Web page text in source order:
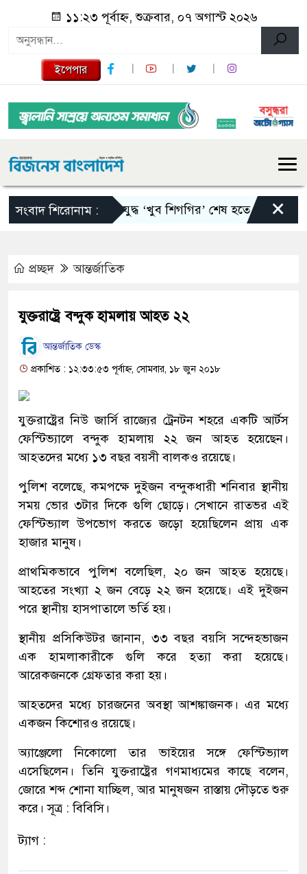
১১:২৩ পূর্বাহ্ন, শুক্রবার, ০৭ অগাস্ট ২০২৬
ইপেপার
সংবাদ শিরোনাম :ইরান যুদ্ধ ‘খুব শিগগির’ শেষ হতে পারে: ট্রাম্প
×
প্রচ্ছদ আন্তর্জাতিক
যুক্তরাষ্ট্রে বন্দুক হামলায় আহত ২২
আন্তর্জাতিক ডেস্ক
প্রকাশিত : ১২:৩৩:৫৩ পূর্বাহ্ন, সোমবার, ১৮ জুন ২০১৮
যুক্তরাষ্ট্রের নিউ জার্সি রাজ্যের ট্রেনটন শহরে একটি আর্টস
ফেস্টিভ্যালে বন্দুক হামলায় ২২ জন আহত হয়েছেন।
আহতদের মধ্যে ১৩ বছর বয়সী বালকও রয়েছে।
পুলিশ বলেছে, কমপক্ষে দুইজন বন্দুকধারী শনিবার স্থানীয়
সময় ভোর ৩টার দিকে গুলি ছোড়ে। সেখানে রাতভর এই
ফেস্টিভ্যাল উপভোগ করতে জড়ো হয়েছিলেন প্রায় এক
হাজার মানুষ।
প্রাথমিকভাবে পুলিশ বলেছিল, ২০ জন আহত হয়েছে।
আহতের সংখ্যা ২ জন বেড়ে ২২ জন হয়েছে। এই দুইজন
পরে স্থানীয় হাসপাতালে ভর্তি হয়।
স্থানীয় প্রসিকিউটর জানান, ৩৩ বছর বয়সি সন্দেহভাজন
এক হামলাকারীকে গুলি করে হত্যা করা হয়েছে।
আরেকজনকে গ্রেফতার করা হয়।
আহতদের মধ্যে চারজনের অবস্থা আশঙ্কাজনক। এর মধ্যে
একজন কিশোরও রয়েছে।
অ্যাঞ্জেলো নিকোলো তার ভাইয়ের সঙ্গে ফেস্টিভ্যাল
এসেছিলেন। তিনি যুক্তরাষ্ট্রের গণমাধ্যমের কাছে বলেন,
জোরে শব্দ শোনা যাচ্ছিল, আর মানুষজন রাস্তায় দৌড়তে শুরু
করে। সূত্র : বিবিসি।
ট্যাগ :